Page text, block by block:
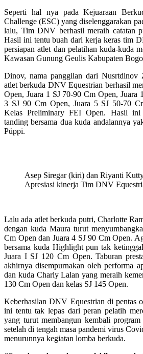
Seperti hal nya pada Kejuaraan
Challenge (ESC) yang diselenggarakan
lalu, Tim DNV berhasil meraih catatan
Hasil ini tentu buah dari kerja keras tim
persiapan atlet dan pelatihan kuda-kuda
Kawasan Gunung Geulis Kabupaten
Dinov, nama panggilan dari Nusrtdinov
atlet berkuda DNV Equestrian berhasil
Open, Juara 1 SJ 70-90 Cm Open, Juara
3 SJ 90 Cm Open, Juara 5 SJ 50-70
Kelas Preliminary FEI Open. Hasil ini
tanding bersama dua kuda andalannya
Püppi.
Asep Siregar (kiri) dan Riyanti
Apresiasi kinerja Tim DNV
Lalu ada atlet berkuda putri, Charlotte
dengan kuda Maura turut
Cm Open dan Juara 4 SJ 90 Cm Open.
bersama kuda Highlight pun tak
Juara I SJ 120 Cm Open. Taburan
akhirnya disempurnakan oleh performa
dan kuda Charly Lalan yang meraih
130 Cm Open dan kelas SJ 145 Open.
Keberhasilan DNV Equestrian di pentas
ini tentu tak lepas dari peran pelatih
yang turut membangun kembali
setelah di tengah masa pandemi virus
menurunnya kegiatan lomba berkuda.